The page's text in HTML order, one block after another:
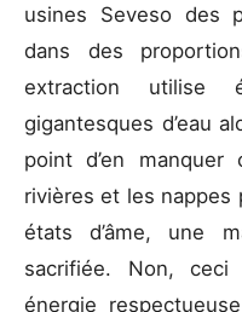
usines Seveso des
dans des
extraction utilise
gigantesques d’eau
point d’en manquer
rivières et les nappes
états d’âme, une
sacrifiée. Non,
énergie